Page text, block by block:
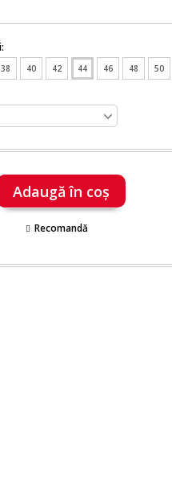
38 40 42 44 46 48 50
Recomandă